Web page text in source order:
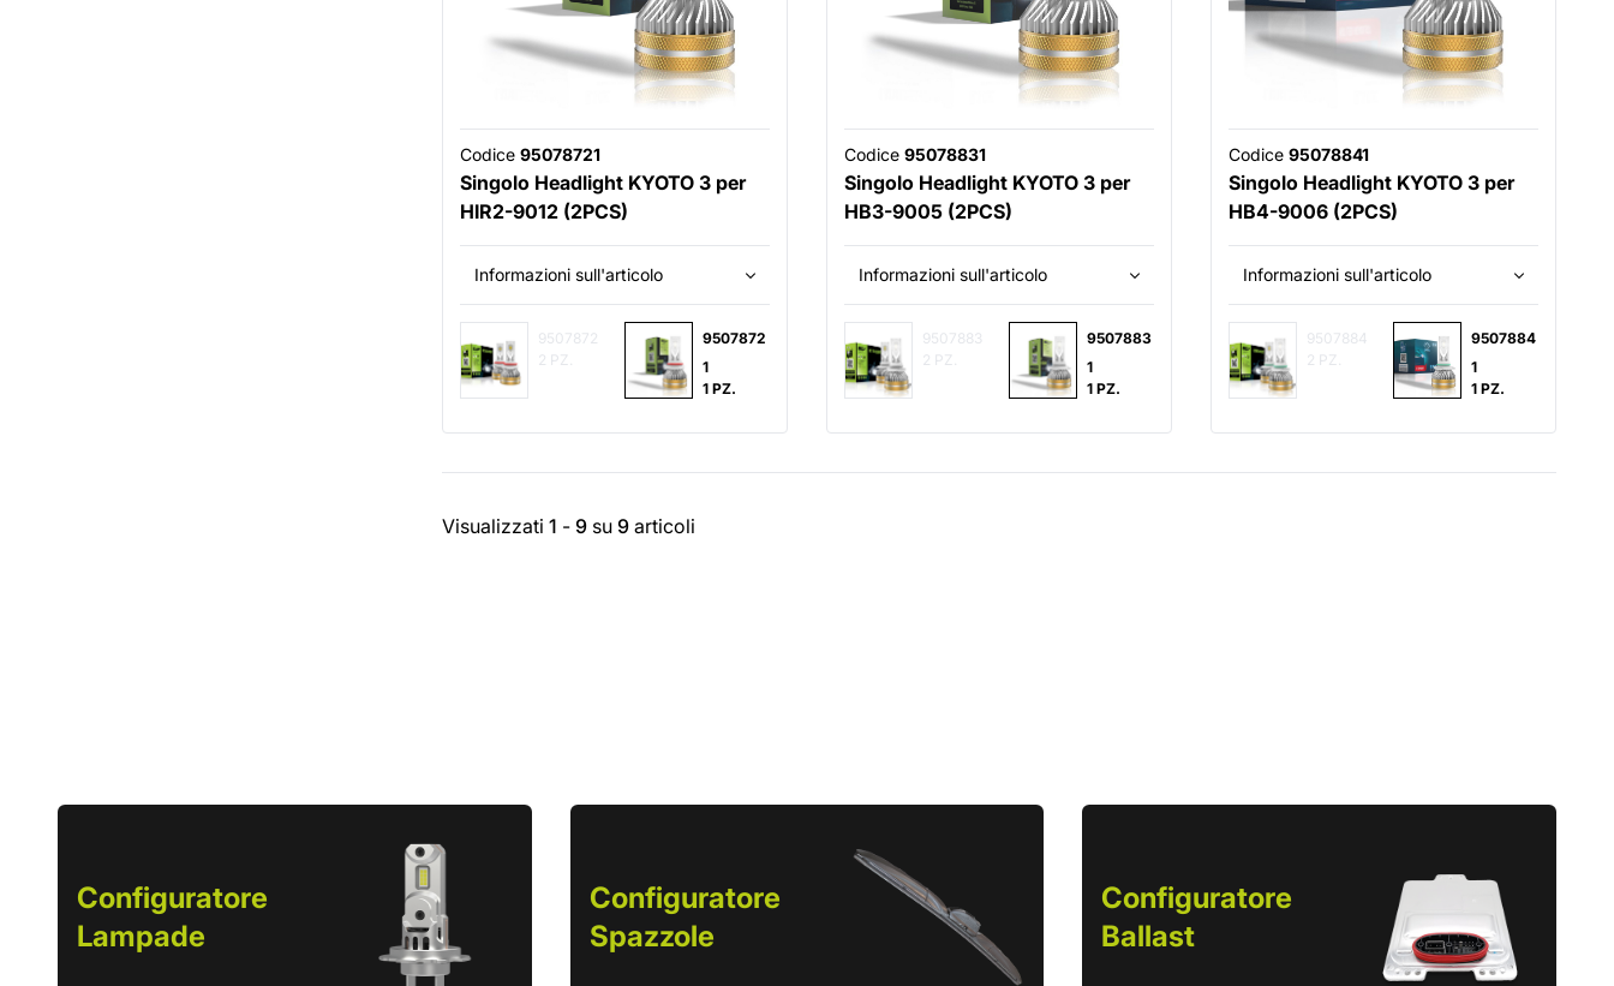
Codice 95078721
Singolo Headlight KYOTO 3 per
HIR2-9012 (2PCS)
Informazioni sull'articolo
9507872
2 PZ.
9507872
1
1 PZ.
Codice 95078831
Singolo Headlight KYOTO 3 per
HB3-9005 (2PCS)
Informazioni sull'articolo
9507883
2 PZ.
9507883
1
1 PZ.
Codice 95078841
Singolo Headlight KYOTO 3 per
HB4-9006 (2PCS)
Informazioni sull'articolo
9507884
2 PZ.
9507884
1
1 PZ.
Visualizzati 1 - 9 su 9 articoli
Configuratore
Lampade
Configuratore
Spazzole
Configuratore
Ballast